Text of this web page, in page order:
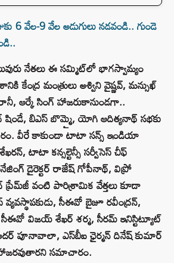
6 వేల-9 వేల అడుగులు నడవండి.. గుండె
నేతలు ఈ సమ్మిట్‌లో భాగస్వామ్యం
కేంద్ర మంత్రులు అశ్విని వైష్ణవ్, మన్సుఖ్
ఆర్కే సింగ్ హాజరుకానుండగా..
షిండే, బిఎస్ బొమ్మై, యోగి ఆదిత్యనాథ్ సభకు
వీరే కాకుండా టాటా సన్స్ ఇండియా
టాటా కన్సల్టెన్సీ సర్వీసెస్ చీఫ్
డైరెక్టర్ రాజేష్ గోపీనాథ్, విప్రో
ప్రేమ్‌జీ వంటి పారిశ్రామిక వేత్తలు కూడా
సీఈవో బైజూ రవీంద్రన్,
సీఈవో విజయ్ శేఖర్ శర్మ, సీరమ్ ఇనిస్టిట్యూట్
పూనావాలా, ఎస్‌బీఐ ఛైర్మన్ దినేష్ కుమార్
సమాచారం.